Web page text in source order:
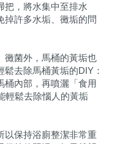
把，將水集中至排水
掉許多水垢、黴垢的問
黴菌外，馬桶的黃垢也
去除馬桶黃垢的DIY：
桶內部，再噴灑「食用
輕鬆去除惱人的黃垢
以保持浴廁整潔非常重